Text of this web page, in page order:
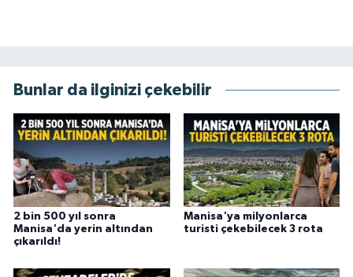
Bunlar da ilginizi çekebilir
2 bin 500 yıl sonra
Manisa'da yerin altından
çıkarıldı!
Manisa'ya milyonlarca
turisti çekebilecek 3 rota